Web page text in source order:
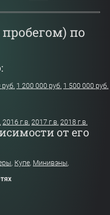
по
руб. 1 200 000 руб. 1 500 000 руб.
2016 г.в. 2017 г.в. 2018 г.в.
от его
, Купе, Минивэны,